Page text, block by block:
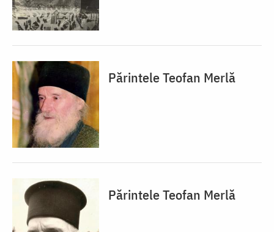
Părintele Teofan Merlă
Părintele Teofan Merlă